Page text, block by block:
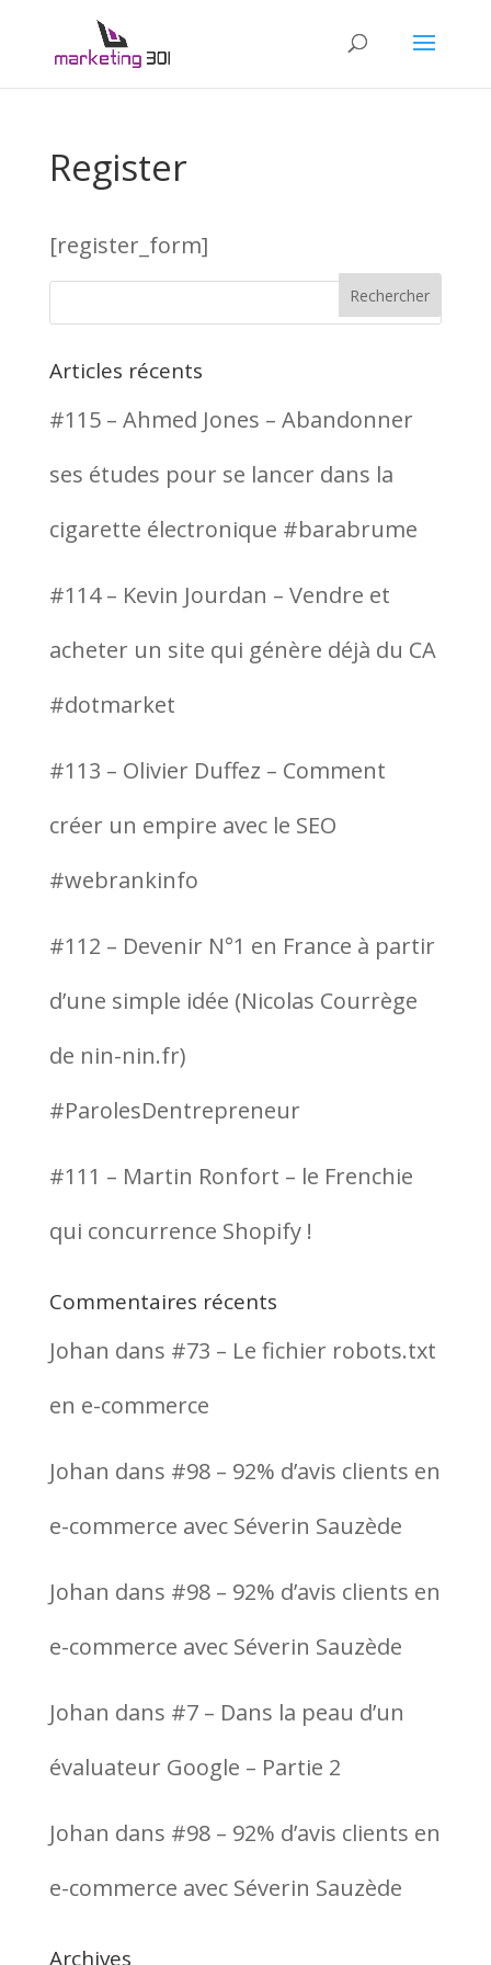
Register
[register_form]
Articles récents
#115 – Ahmed Jones – Abandonner
ses études pour se lancer dans la
cigarette électronique #barabrume
#114 – Kevin Jourdan – Vendre et
acheter un site qui génère déjà du CA
#dotmarket
#113 – Olivier Duffez – Comment
créer un empire avec le SEO
#webrankinfo
#112 – Devenir N°1 en France à partir
d’une simple idée (Nicolas Courrège
de nin-nin.fr)
#ParolesDentrepreneur
#111 – Martin Ronfort – le Frenchie
qui concurrence Shopify !
Commentaires récents
Johan dans #73 – Le fichier robots.txt
en e-commerce
Johan dans #98 – 92% d’avis clients en
e-commerce avec Séverin Sauzède
Johan dans #98 – 92% d’avis clients en
e-commerce avec Séverin Sauzède
Johan dans #7 – Dans la peau d’un
évaluateur Google – Partie 2
Johan dans #98 – 92% d’avis clients en
e-commerce avec Séverin Sauzède
Archives